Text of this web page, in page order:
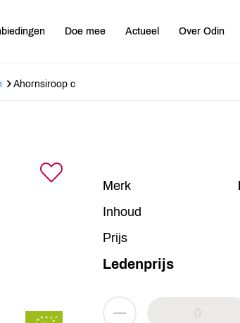
Doe mee Actueel Over Odin
Ahornsiroop c
Merk
Inhoud
Prijs
Ledenprijs